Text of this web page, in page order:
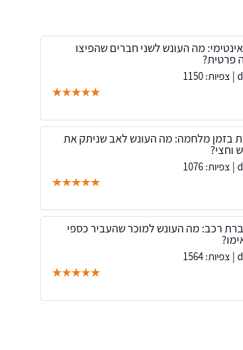
מה העונש לשני חברים שהפיצו
פרטית?
בזמן מלחמה: מה העונש לאב שניתק את
וחצי?
רכב: מה העונש למוכר שהעביר כספי